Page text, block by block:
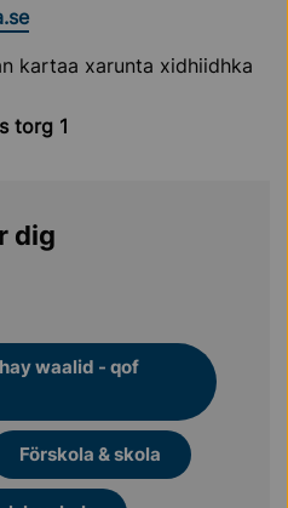
kartaa xarunta xidhiidhka
torg 1
dig
waalid - qof
Förskola & skola